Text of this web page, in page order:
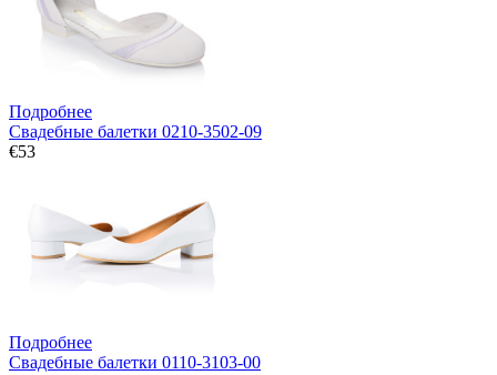
Подробнее
Свадебные балетки 0210-3502-09
€53
Подробнее
Свадебные балетки 0110-3103-00